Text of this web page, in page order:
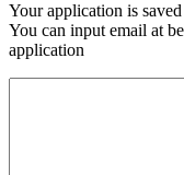
Your application is
You can input email at
application